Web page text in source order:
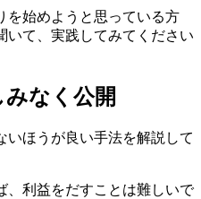
を始めようと思っている方
いて、実践してみてください
なく公開
いほうが良い手法を解説して
、利益をだすことは難しいで